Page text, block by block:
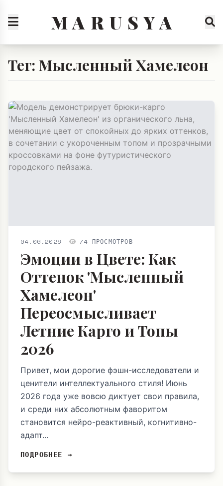
M A R U S Y A
Тег: Мысленный Хамелеон
04.06.2026 74 ПРОСМОТРОВ
Эмоции в Цвете: Как
Оттенок 'Мысленный
Хамелеон'
Переосмысливает
Летние Карго и Топы
2026
Привет, мои дорогие фэшн-исследователи и
ценители интеллектуального стиля! Июнь
2026 года уже вовсю диктует свои правила,
и среди них абсолютным фаворитом
становится нейро-реактивный, когнитивно-
адапт...
ПОДРОБНЕЕ →